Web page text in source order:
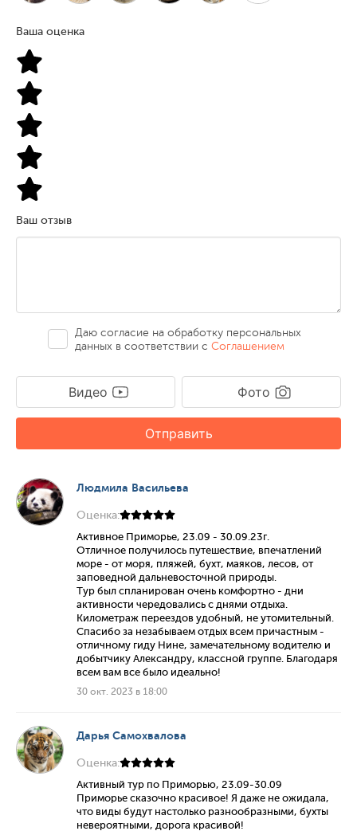
Ваша оценка
Ваш отзыв
Даю согласие на обработку персональных
данных в соответствии сСоглашением
Видео Фото
Отправить
Людмила Васильева
Оценка:
Активное Приморье, 23.09 - 30.09.23г.
Отличное получилось путешествие, впечатлений
море - от моря, пляжей, бухт, маяков, лесов, от
заповедной дальневосточной природы.
Тур был спланирован очень комфортно - дни
активности чередовались с днями отдыха.
Километраж переездов удобный, не утомительный.
Спасибо за незабываем отдых всем причастным -
отличному гиду Нине, замечательному водителю и
добытчику Александру, классной группе. Благодаря
всем вам все было идеально!
30 окт. 2023 в 18:00
Дарья Самохвалова
Оценка:
Активный тур по Приморью, 23.09-30.09
Приморье сказочно красивое! Я даже не ожидала,
что виды будут настолько разнообразными, бухты
невероятными, дорога красивой!